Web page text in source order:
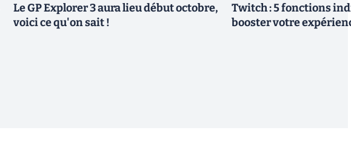
Le GP Explorer 3 aura lieu début octobre,
voici ce qu'on sait !
Twitch : 5 fonctions
booster votre